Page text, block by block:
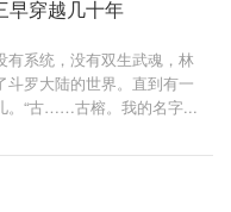
早穿越几十年
有系统，没有双生武魂，林
斗罗大陆的世界。直到有一
。“古……古榕。我的名字...